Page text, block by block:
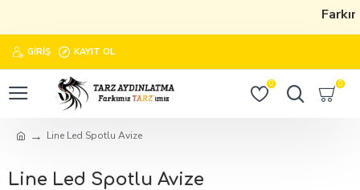
GIRIŞ KAYIT OL
0 0
Line Led Spotlu Avize
Line Led Spotlu Avize